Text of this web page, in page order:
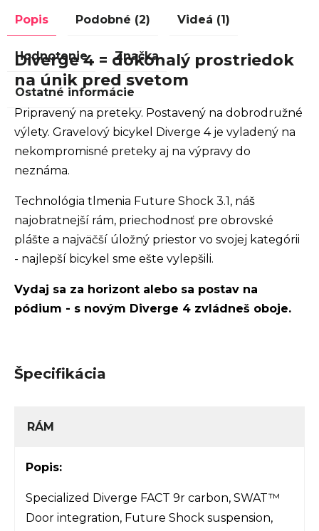
Popis Podobné (2) Videá (1)
Hodnotenie Značka
Ostatné informácie
Diverge 4 = dokonalý prostriedok
na únik pred svetom
Pripravený na preteky. Postavený na dobrodružné
výlety. Gravelový bicykel Diverge 4 je vyladený na
nekompromisné preteky aj na výpravy do
neznáma.
Technológia tlmenia Future Shock 3.1, náš
najobratnejší rám, priechodnosť pre obrovské
plášte a najväčší úložný priestor vo svojej kategórii
- najlepší bicykel sme ešte vylepšili.
Vydaj sa za horizont alebo sa postav na
pódium - s novým Diverge 4 zvládneš oboje.
Špecifikácia
RÁM
Popis:
Specialized Diverge FACT 9r carbon, SWAT™
Door integration, Future Shock suspension,